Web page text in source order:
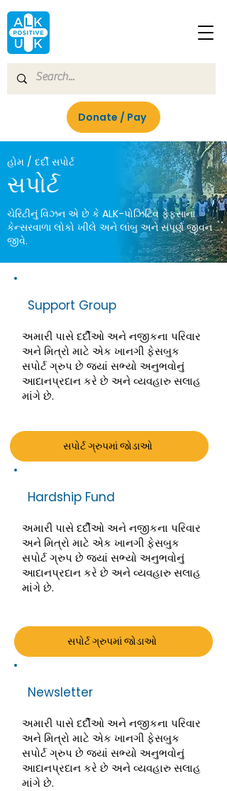
Donate / Pay
હોમ / દર્દી સપોર્ટ
સપોર્ટ
ચેરિટીનું વિઝન એ છે કે ALK-પોઝિટિવ ફેફસાના
કેન્સરવાળા લોકો ખીલે અને લાંબુ અને સંપૂર્ણ જીવન
જીવે.
Support Group
અમારી પાસે દર્દીઓ અને નજીકના પરિવાર
અને મિત્રો માટે એક ખાનગી ફેસબુક
સપોર્ટ ગ્રુપ છે જ્યાં સભ્યો અનુભવોનું
આદાનપ્રદાન કરે છે અને વ્યવહારુ સલાહ
માંગે છે.
સપોર્ટ ગ્રુપમાં જોડાઓ
Hardship Fund
અમારી પાસે દર્દીઓ અને નજીકના પરિવાર
અને મિત્રો માટે એક ખાનગી ફેસબુક
સપોર્ટ ગ્રુપ છે જ્યાં સભ્યો અનુભવોનું
આદાનપ્રદાન કરે છે અને વ્યવહારુ સલાહ
માંગે છે.
સપોર્ટ ગ્રુપમાં જોડાઓ
Newsletter
અમારી પાસે દર્દીઓ અને નજીકના પરિવાર
અને મિત્રો માટે એક ખાનગી ફેસબુક
સપોર્ટ ગ્રુપ છે જ્યાં સભ્યો અનુભવોનું
આદાનપ્રદાન કરે છે અને વ્યવહારુ સલાહ
માંગે છે.